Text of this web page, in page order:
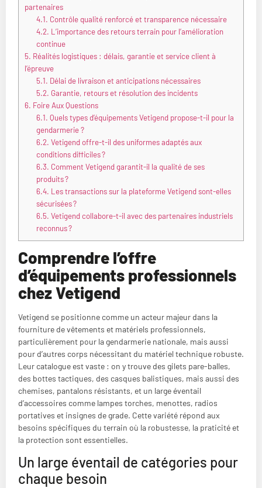
partenaires
4.1. Contrôle qualité renforcé et transparence nécessaire
4.2. L’importance des retours terrain pour l’amélioration
continue
5. Réalités logistiques : délais, garantie et service client à
l’épreuve
5.1. Délai de livraison et anticipations nécessaires
5.2. Garantie, retours et résolution des incidents
6. Foire Aux Questions
6.1. Quels types d’équipements Vetigend propose-t-il pour la
gendarmerie ?
6.2. Vetigend offre-t-il des uniformes adaptés aux
conditions difficiles ?
6.3. Comment Vetigend garantit-il la qualité de ses
produits ?
6.4. Les transactions sur la plateforme Vetigend sont-elles
sécurisées ?
6.5. Vetigend collabore-t-il avec des partenaires industriels
reconnus ?
Comprendre l’offre
d’équipements professionnels
chez Vetigend
Vetigend se positionne comme un acteur majeur dans la
fourniture de vêtements et matériels professionnels,
particulièrement pour la gendarmerie nationale, mais aussi
pour d’autres corps nécessitant du matériel technique robuste.
Leur catalogue est vaste : on y trouve des gilets pare-balles,
des bottes tactiques, des casques balistiques, mais aussi des
chemises, pantalons résistants, et un large éventail
d’accessoires comme lampes torches, menottes, radios
portatives et insignes de grade. Cette variété répond aux
besoins spécifiques du terrain où la robustesse, la praticité et
la protection sont essentielles.
Un large éventail de catégories pour
chaque besoin